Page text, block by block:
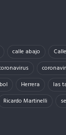
calle abajo
Herrera las
Ricardo Martinelli